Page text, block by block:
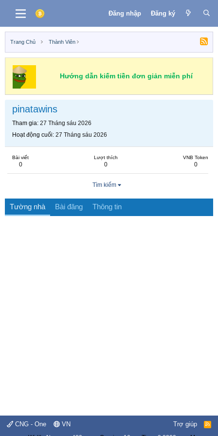
Đăng nhập Đăng ký
Trang Chủ Thành Viên
Hướng dẫn kiếm tiền đơn giản miễn phí
pinatawins
Tham gia 27 Tháng sáu 2026
Hoạt động cuối 27 Tháng sáu 2026
Bài viết
0
Lượt thích
0
VNB Token
0
Tìm kiếm
Tường nhà Bài đăng Thông tin
CNG - One VN Trợ giúp
R